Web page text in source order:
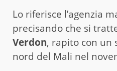
Lo riferisce l’agenzia
precisando che si
Verdon, rapito con un
nord del Mali nel